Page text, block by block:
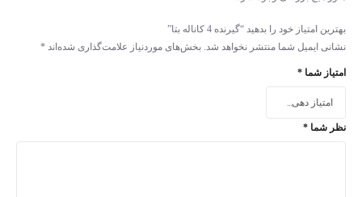
بهترین امتیاز خود را بدهید “گیرنده 4 کاناله بتا”
نشانی ایمیل شما منتشر نخواهد شد. بخش‌های موردنیاز علامت‌گذاری شده‌اند *
امتیاز شما *
نظر شما *